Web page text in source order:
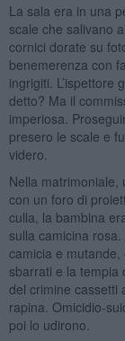
La sala era in una
scale che salivano
cornici dorate su
benemerenza con
ingrigiti. L’ispettore
detto? Ma il
imperiosa.
presero le scale e
videro.
Nella matrimoniale,
con un foro di
culla, la bambina
sulla camicina
camicia e
sbarrati e la tempia
del crimine cassetti
rapina. Omicidio-
poi lo udirono.